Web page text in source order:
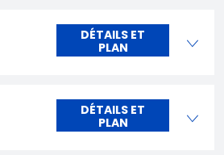
DÉTAILS ET
PLAN
DÉTAILS ET
PLAN